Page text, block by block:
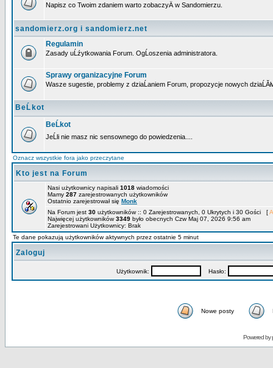
Napisz co Twoim zdaniem warto zobaczyÄ w Sandomierzu.
sandomierz.org i sandomierz.net
Regulamin
Zasady uĹźytkowania Forum. OgĹoszenia administratora.
Sprawy organizacyjne Forum
Wasze sugestie, problemy z dziaĹaniem Forum, propozycje nowych
BeĹkot
BeĹkot
JeĹli nie masz nic sensownego do powiedzenia....
Oznacz wszystkie fora jako przeczytane
Kto jest na Forum
Nasi użytkownicy napisali 1018 wiadomości
Mamy 287 zarejestrowanych użytkowników
Ostatnio zarejestrował się Monk
Na Forum jest 30 użytkowników :: 0 Zarejestrowanych, 0 Ukrytych i 30 Gości [
Najwięcej użytkowników3349 było obecnych Czw Maj 07, 2026 9:56 am
Zarejestrowani Użytkownicy: Brak
Te dane pokazują użytkowników aktywnych przez ostatnie 5 minut
Zaloguj
Użytkownik: Hasło:
Nowe posty
Powered by